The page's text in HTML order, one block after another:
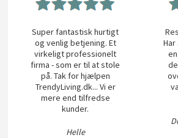
Super fantastisk hurtigt
og venlig betjening. Et
virkeligt professionelt
firma - som er til at stole
på. Tak for hjælpen
TrendyLiving.dk... Vi er
mere end tilfredse
kunder.
Helle